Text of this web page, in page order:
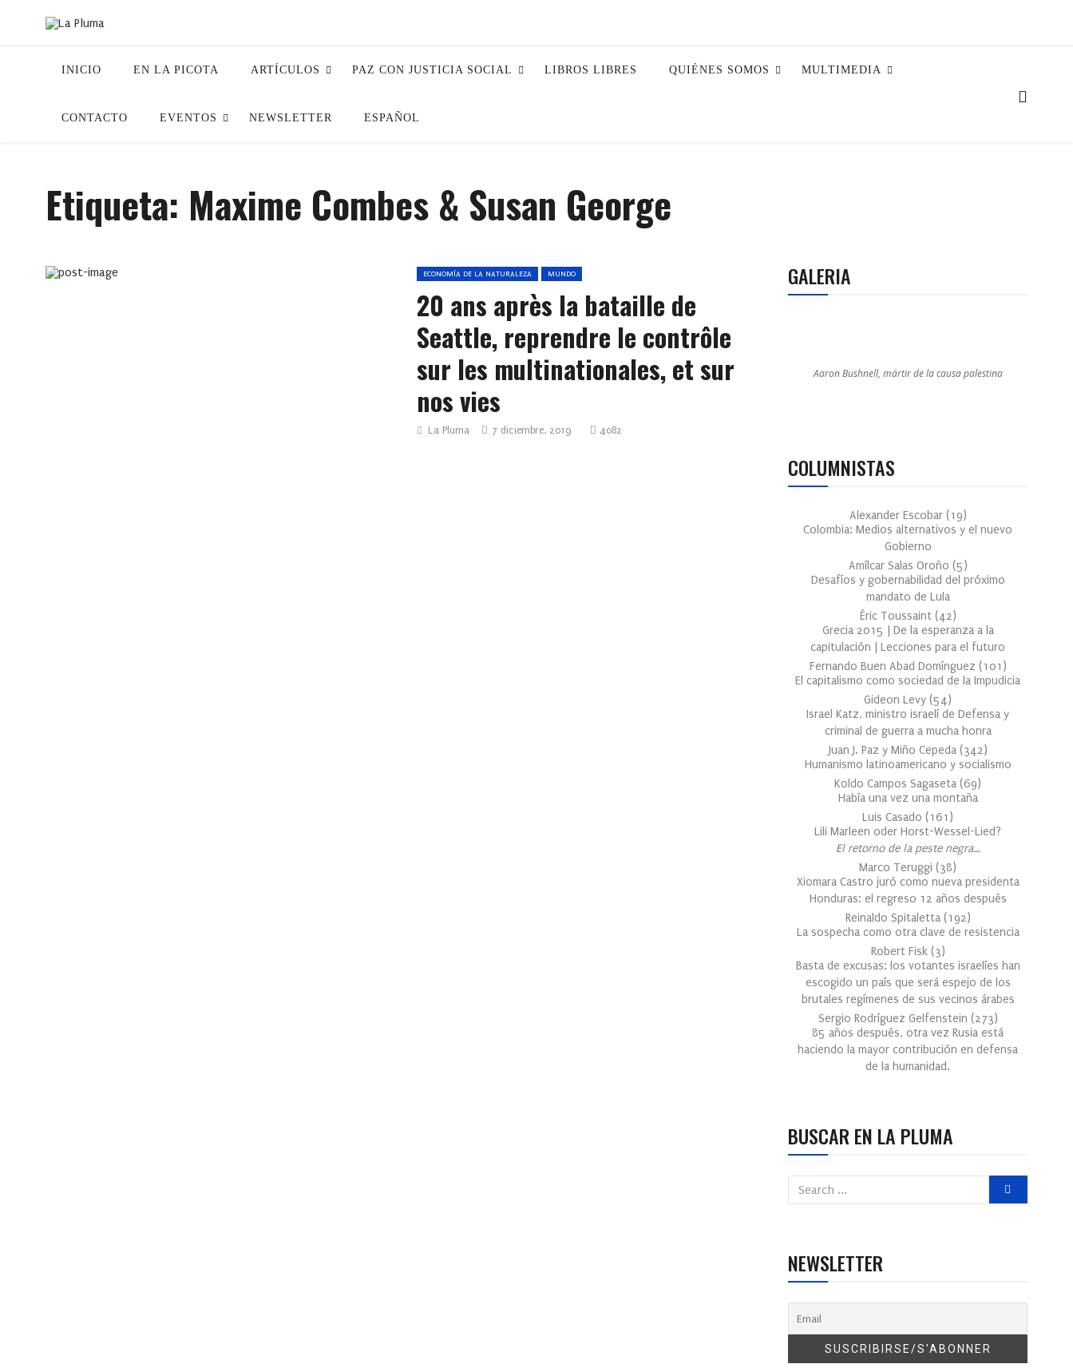
INICIO EN LA PICOTA ARTÍCULOS PAZ CON JUSTICIA SOCIAL LIBROS LIBRES QUIÉNES SOMOS MULTIMEDIA
CONTACTO EVENTOS NEWSLETTER ESPAÑOL
Etiqueta: Maxime Combes & Susan George
ECONOMÍA DE LA NATURALEZA MUNDO
20 ans après la bataille de
Seattle, reprendre le contrôle
sur les multinationales, et sur
nos vies
La Pluma 7 diciembre, 2019 4082
GALERIA
Aaron Bushnell, mártir de la causa palestina
COLUMNISTAS
Alexander Escobar (19)
Colombia: Medios alternativos y el nuevo
Gobierno
Amílcar Salas Oroño (5)
Desafíos y gobernabilidad del próximo
mandato de Lula
Éric Toussaint (42)
Grecia 2015 | De la esperanza a la
capitulación | Lecciones para el futuro
Fernando Buen Abad Domínguez (101 )
El capitalismo como sociedad de la Impudicia
Gideon Levy (54)
Israel Katz, ministro israelí de Defensa y
criminal de guerra a mucha honra
Juan J. Paz y Miño Cepeda (342)
Humanismo latinoamericano y socialismo
Koldo Campos Sagaseta (69)
Había una vez una montaña
Luis Casado (161 )
Lili Marleen oder Horst-Wessel-Lied?
El retorno de la peste negra…
Marco Teruggi (38)
Xiomara Castro juró como nueva presidenta
Honduras: el regreso 12 años después
Reinaldo Spitaletta (192)
La sospecha como otra clave de resistencia
Robert Fisk (3)
Basta de excusas: los votantes israelíes han
escogido un país que será espejo de los
brutales regímenes de sus vecinos árabes
Sergio Rodríguez Gelfenstein (273)
85 años después, otra vez Rusia está
haciendo la mayor contribución en defensa
de la humanidad.
BUSCAR EN LA PLUMA
NEWSLETTER